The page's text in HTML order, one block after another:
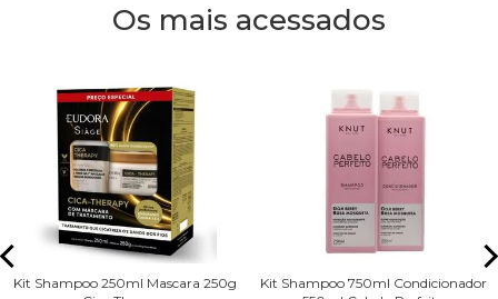
Os mais acessados
Kit Shampoo 250ml Mascara 250g
Kit Shampoo 750ml Condicionador